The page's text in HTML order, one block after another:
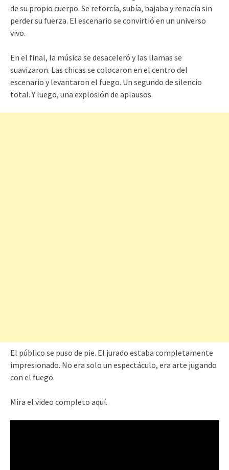
de su propio cuerpo. Se retorcía, subía, bajaba y renacía sin
perder su fuerza. El escenario se convirtió en un universo
vivo.
En el final, la música se desaceleró y las llamas se
suavizaron. Las chicas se colocaron en el centro del
escenario y levantaron el fuego. Un segundo de silencio
total. Y luego, una explosión de aplausos.
El público se puso de pie. El jurado estaba completamente
impresionado. No era solo un espectáculo, era arte jugando
con el fuego.
Mira el video completo aquí.